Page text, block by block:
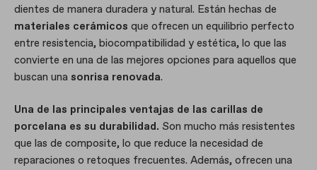
dientes de manera duradera y natural. Están hechas de
materiales cerámicos que ofrecen un equilibrio perfecto
entre resistencia, biocompatibilidad y estética, lo que las
convierte en una de las mejores opciones para aquellos que
buscan una sonrisa renovada.
Una de las principales ventajas de las carillas de
porcelana es su durabilidad. Son mucho más resistentes
que las de composite, lo que reduce la necesidad de
reparaciones o retoques frecuentes. Además, ofrecen una